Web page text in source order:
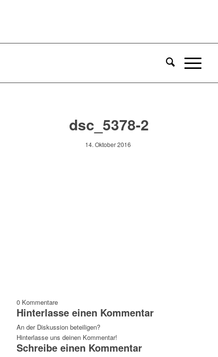
dsc_5378-2
14. Oktober 2016
0 Kommentare
Hinterlasse einen Kommentar
An der Diskussion beteiligen?
Hinterlasse uns deinen Kommentar!
Schreibe einen Kommentar